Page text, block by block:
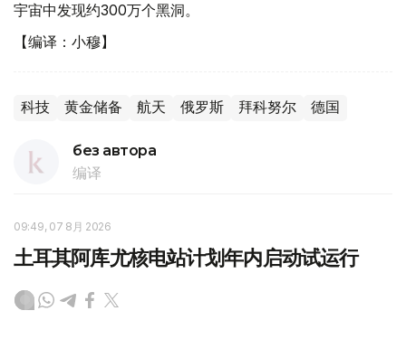
宇宙中发现约300万个黑洞。
【编译：小穆】
科技 黄金储备 航天 俄罗斯 拜科努尔 德国
без автора
编译
09:49, 07 8月 2026
土耳其阿库尤核电站计划年内启动试运行